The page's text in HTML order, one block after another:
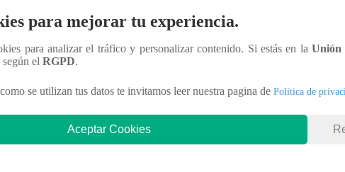
la Competencia y de la Protección de la
en el que se subastarán 15 inmuebles con
renuentes al cumplimiento de sanciones impuestas
intelectual, así como normas de derecho
locales comerciales, casas, edificios
para mejorar tu experiencia.
para analizar el tráfico y personalizar contenido. Si estás en laUnión
según el RGPD.
se utilizan tus datos te invitamos leer nuestra pagina de Política de
Aceptar Cookies